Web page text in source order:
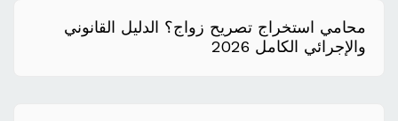
محامي استخراج تصريح زواج؟ الدليل القانوني
والإجرائي الكامل 2026